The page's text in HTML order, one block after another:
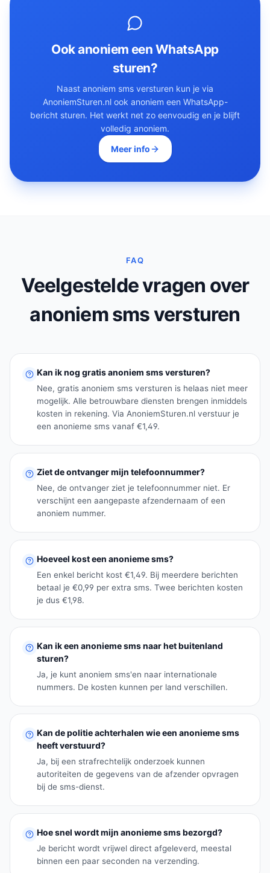
Ook anoniem een WhatsApp
sturen?
Naast anoniem sms versturen kun je via
AnoniemSturen.nl ook anoniem een WhatsApp-
bericht sturen. Het werkt net zo eenvoudig en je blijft
volledig anoniem.
Meer info
FAQ
Veelgestelde vragen over
anoniem sms versturen
Kan ik nog gratis anoniem sms versturen?
Nee, gratis anoniem sms versturen is helaas niet meer
mogelijk. Alle betrouwbare diensten brengen inmiddels
kosten in rekening. Via AnoniemSturen.nl verstuur je
een anonieme sms vanaf €1,49.
Ziet de ontvanger mijn telefoonnummer?
Nee, de ontvanger ziet je telefoonnummer niet. Er
verschijnt een aangepaste afzendernaam of een
anoniem nummer.
Hoeveel kost een anonieme sms?
Een enkel bericht kost €1,49. Bij meerdere berichten
betaal je €0,99 per extra sms. Twee berichten kosten
je dus €1,98.
Kan ik een anonieme sms naar het buitenland
sturen?
Ja, je kunt anoniem sms'en naar internationale
nummers. De kosten kunnen per land verschillen.
Kan de politie achterhalen wie een anonieme sms
heeft verstuurd?
Ja, bij een strafrechtelijk onderzoek kunnen
autoriteiten de gegevens van de afzender opvragen
bij de sms-dienst.
Hoe snel wordt mijn anonieme sms bezorgd?
Je bericht wordt vrijwel direct afgeleverd, meestal
binnen een paar seconden na verzending.